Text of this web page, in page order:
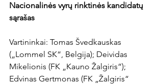
Nacionalinės vyrų rinktinės kandidatų
sąrašas
Vartininkai: Tomas Švedkauskas
(„Lommel SK“, Belgija); Deividas
Mikelionis (FK „Kauno Žalgiris“);
Edvinas Gertmonas (FK „Žalgiris“